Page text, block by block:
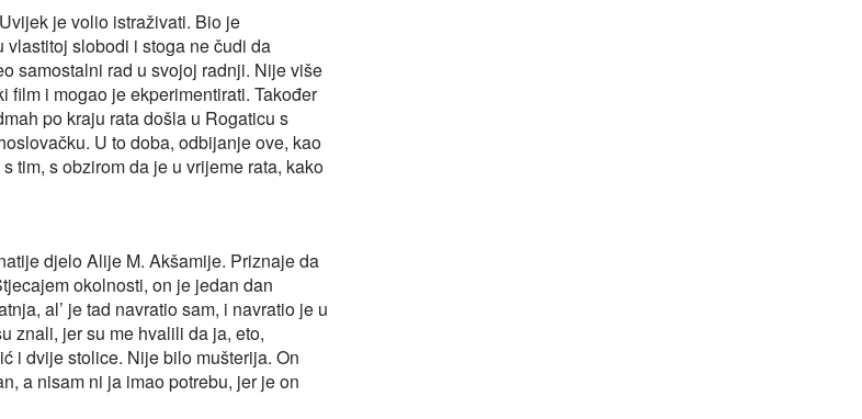
je volio istraživati. Bio je
slobodi i stoga ne čudi da
samostalni rad u svojoj radnji. Nije više
film i mogao je ekperimentirati. Također
po kraju rata došla u Rogaticu s
U to doba, odbijanje ove, kao
tim, s obzirom da je u vrijeme rata, kako
djelo Alije M. Akšamije. Priznaje da
okolnosti, on je jedan dan
al’ je tad navratio sam, i navratio je u
znali, jer su me hvalili da ja, eto,
i dvije stolice. Nije bilo mušterija. On
a nisam ni ja imao potrebu, jer je on